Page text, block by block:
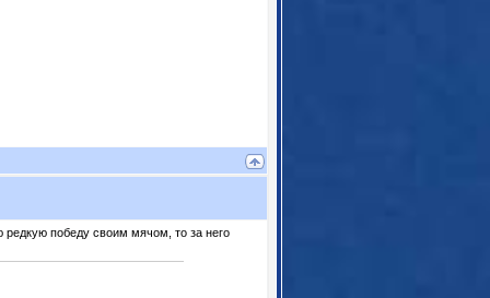
победу своим мячом, то за него